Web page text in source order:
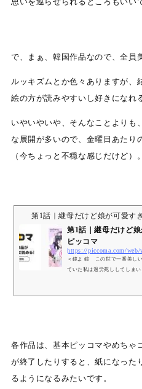
で、まぁ、韓国作品なので、全員
ルッキズムとか色々ありますが、
絵の方が読みやすいし好きになれ
いやいやいや、そんなことよりも
な展開が多いので、金曜日あたり
（今ちょっと不穏な感じだけど）。
第1話｜継母だけど娘が可愛す
第1話｜継母だけど
ピッコマ
＜鏡よ 鏡 この世で一番美し
ていた私は過労死ししてしま
各作品は、基本ピッコマやめちゃ
が終了したりすると、紙になった
るようになるみたいです。